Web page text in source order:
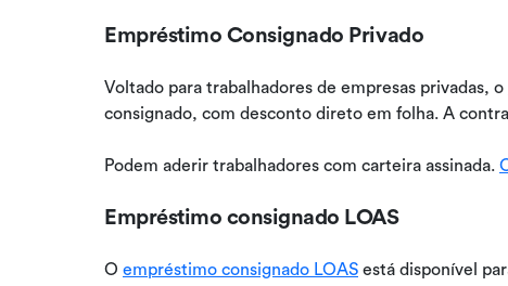
Empréstimo Consignado Privado
Voltado para trabalhadores de empresas privadas, o
consignado, com desconto direto em folha. A
Podem aderir trabalhadores com carteira assinada.
Empréstimo consignado LOAS
O empréstimo consignado LOAS está disponível